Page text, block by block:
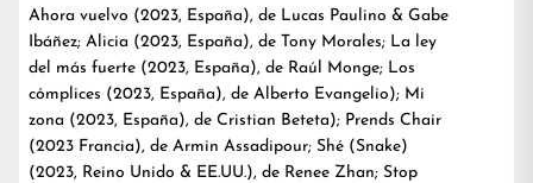
Ahora vuelvo (2023, España), de Lucas Paulino & Gabe
Ibáñez; Alicia (2023, España), de Tony Morales; La ley
del más fuerte (2023, España), de Raúl Monge; Los
cómplices (2023, España), de Alberto Evangelio); Mi
zona (2023, España), de Cristian Beteta); Prends Chair
(2023 Francia), de Armin Assadipour; Shé (Snake)
(2023, Reino Unido & EE.UU.), de Renee Zhan; Stop